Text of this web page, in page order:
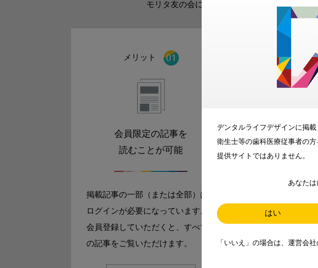
デンタルライフデザインに掲
衛生士等の歯科医療従事者の
提供サイトではありません。
あなたは
はい
「いいえ」の場合は、運営会
モリタ友の会に登録いただくと、デンタルラ
メリット
会員限定の記事を
読むことが可能
掲載記事の一部（または全部）は
ログインが必要になっています。
会員登録していただくと、すべて
の記事をご覧いただけます。
メー
師、歯科
お届けし